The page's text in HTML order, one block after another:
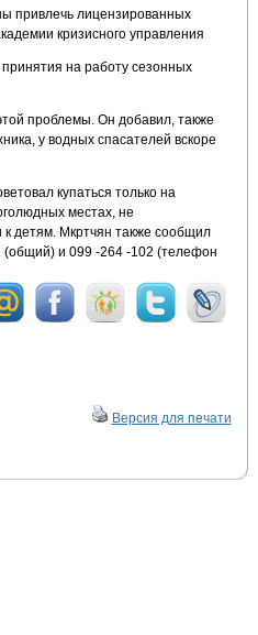
привлечь лицензированных
кризисного управления
на работу сезонных
проблемы. Он добавил, также
у водных спасателей вскоре
купаться только на
местах, не
детям. Мкртчян также сообщил
(общий) и 099 -264 -102 (телефон
Версия для печати